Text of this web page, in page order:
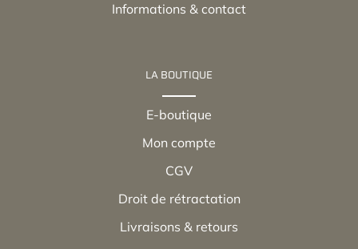
Informations & contact
LA BOUTIQUE
E-boutique
Mon compte
CGV
Droit de rétractation
Livraisons & retours